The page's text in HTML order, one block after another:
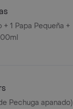
1 Papa Pequeña +
Pechuga apanado)